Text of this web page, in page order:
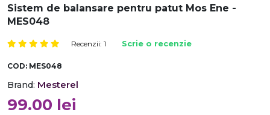
Sistem de balansare pentru patut Mos Ene -
MES048
Recenzii: 1 Scrie o recenzie
COD: MES048
Brand: Mesterel
99.00 lei